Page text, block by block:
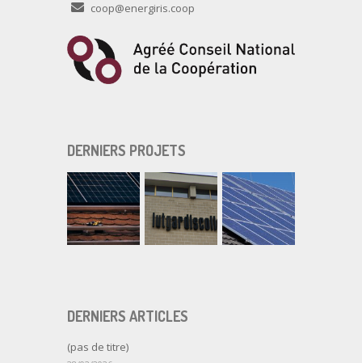
coop@energiris.coop
DERNIERS PROJETS
DERNIERS ARTICLES
(pas de titre)